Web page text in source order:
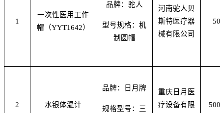
1
一次性医用工作
帽（YYT1642）
品牌：驼人
型号规格：机
制圆帽
河南驼人贝
斯特医疗器
械有限公司
2 水银体温计
品牌：日月牌
规格型号：三
重庆日月医
疗设备有限